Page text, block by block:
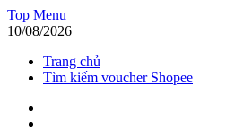
Skip
to
Top Menu
10/08/2026
Trang chủ
Tìm kiếm voucher Shopee